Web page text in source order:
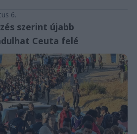
6.
szerint újabb
Ceuta felé